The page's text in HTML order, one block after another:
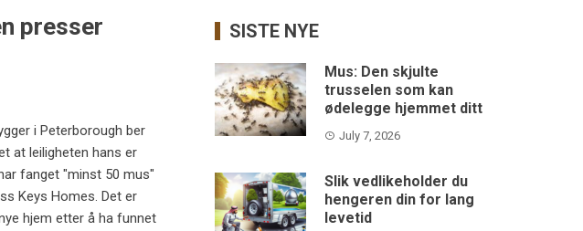
presser
i Peterborough ber
at leiligheten hans er
fanget "minst 50 mus"
Keys Homes. Det er
hjem etter å ha funnet
SISTE NYE
Mus: Den skjulte
trusselen som kan
ødelegge hjemmet ditt
July 7, 2026
Slik vedlikeholder du
hengeren din for lang
levetid